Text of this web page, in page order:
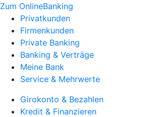
Zum OnlineBanking
Privatkunden
Firmenkunden
Private Banking
Banking & Verträge
Meine Bank
Service & Mehrwerte
Girokonto & Bezahlen
Kredit & Finanzieren